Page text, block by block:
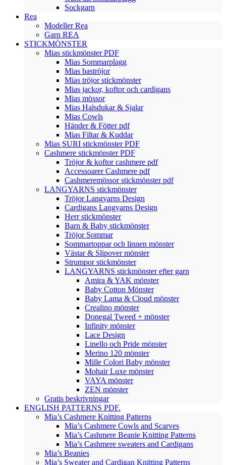
Sockgarn
Rea
Modeller Rea
Garn REA
STICKMÖNSTER
Mias stickmönster PDF
Mias Sommarplagg
Mias baströjor
Mias tröjor stickmönster
Mias jackor, koftor och cardigans
Mias mössor
Mias Halsdukar & Sjalar
Mias Cowls
Händer & Fötter pdf
Mias Filtar & Kuddar
Mias SURI stickmönster PDF
Cashmere stickmönster PDF
Tröjor & koftor cashmere pdf
Accessoarer Cashmere pdf
Cashmeremössor stickmönster pdf
LANGYARNS stickmönster
Tröjor Langyarns Design
Cardigans Langyarns Design
Herr stickmönster
Barn & Baby stickmönster
Tröjor Sommar
Sommartoppar och linnen mönster
Västar & Slipover mönster
Strumpor stickmönster
LANGYARNS stickmönster efter garn
Amira & YAK mönster
Baby Cotton Mönster
Baby Lama & Cloud mönster
Crealino mönster
Donegal Tweed + mönster
Infinity mönster
Lace Design
Linello och Pride mönster
Merino 120 mönster
Mille Colori Baby mönster
Mohair Luxe mönster
VAYA mönster
ZEN mönster
Gratis beskrivningar
ENGLISH PATTERNS PDF.
Mia’s Cashmere Knitting Patterns
Mia’s Cashmere Cowls and Scarves
Mia’s Cashmere Beanie Knitting Patterns
Mia’s Cashmere sweaters and Cardigans
Mia’s Beanies
Mia’s Sweater and Cardigan Knitting Patterns